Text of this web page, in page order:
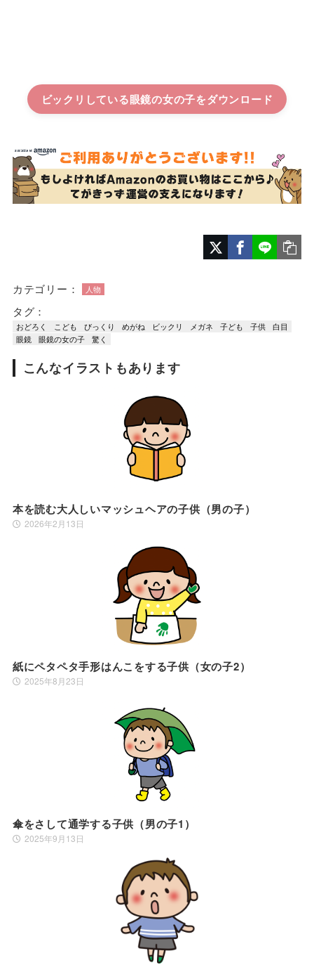
ビックリしている眼鏡の女の子
カテゴリー： 人物
タグ：
おどろく こども びっくり めがね ビックリ メガネ 子ども 子供
白目
眼鏡
眼鏡の女の子 驚く
こんなイラストもあります
本を読む大人しいマッシュヘアの子供（男の子）
2026年2月13日
紙にペタペタ手形はんこをする子供（女の子2）
2025年8月23日
傘をさして通学する子供（男の子1）
2025年9月13日